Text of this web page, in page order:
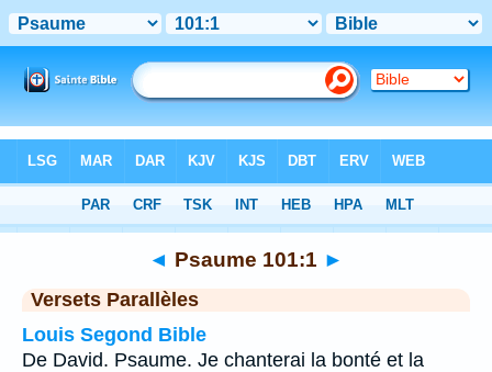
Chapitre 101 > Verset 1
◄ Psaume 101:1 ►
Versets Parallèles
Louis Segond Bible
De David. Psaume. Je chanterai la bonté et la